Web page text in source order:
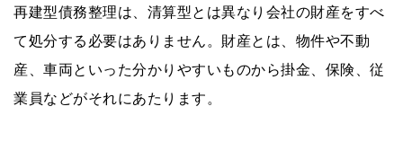
再建型債務整理は、清算型とは異なり会社の財産をすべ
て処分する必要はありません。財産とは、物件や不動
産、車両といった分かりやすいものから掛金、保険、従
業員などがそれにあたります。